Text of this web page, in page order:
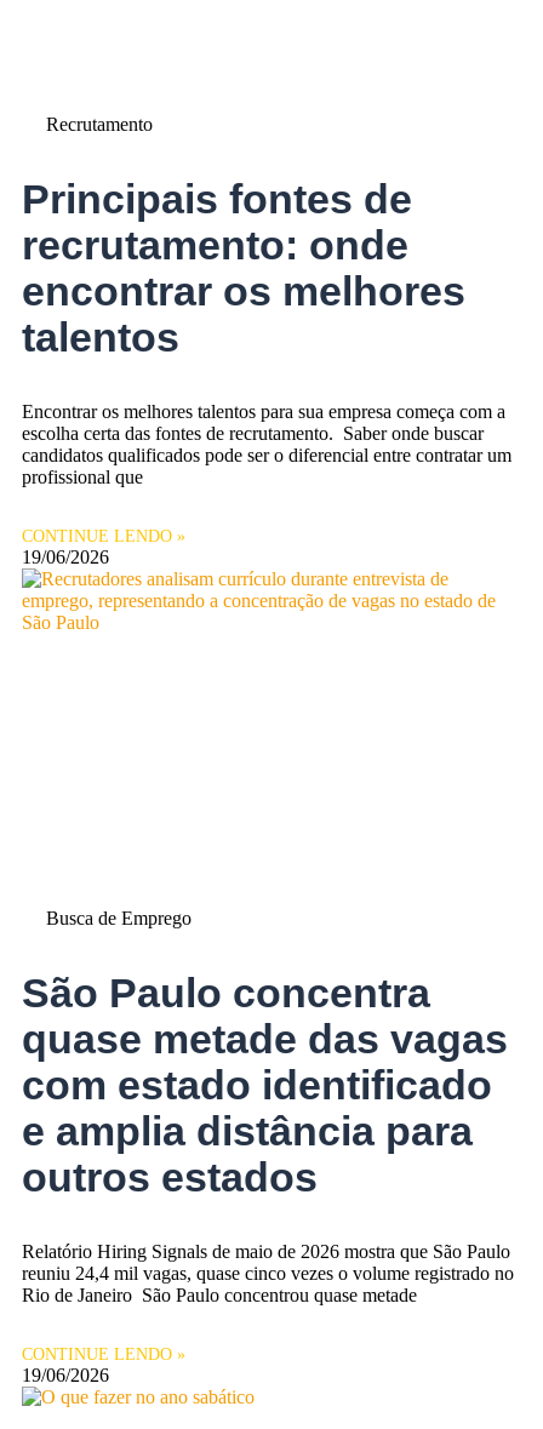
Recrutamento
Principais fontes de
recrutamento: onde
encontrar os melhores
talentos
Encontrar os melhores talentos para sua empresa começa com a
escolha certa das fontes de recrutamento. Saber onde buscar
candidatos qualificados pode ser o diferencial entre contratar um
profissional que
CONTINUE LENDO »
19/06/2026
Busca de Emprego
São Paulo concentra
quase metade das vagas
com estado identificado
e amplia distância para
outros estados
Relatório Hiring Signals de maio de 2026 mostra que São Paulo
reuniu 24,4 mil vagas, quase cinco vezes o volume registrado no
Rio de Janeiro São Paulo concentrou quase metade
CONTINUE LENDO »
19/06/2026